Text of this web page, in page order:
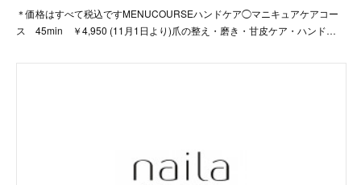
＊価格はすべて税込ですMENUCOURSEハンドケア◯マニキュアケアコー
ス 45min ￥4,950 (11月1日より)爪の整え・磨き・甘皮ケア・ハンド…